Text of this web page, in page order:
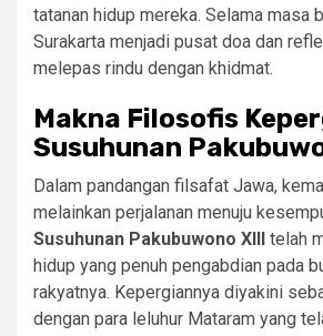
tatanan hidup mereka. Selama masa
Surakarta menjadi pusat doa dan
melepas rindu dengan khidmat.
Makna Filosofis
Susuhunan
Dalam pandangan filsafat Jawa,
melainkan perjalanan menuju
Susuhunan Pakubuwono XIII telah
hidup yang penuh pengabdian pada
rakyatnya. Kepergiannya diyakini
dengan para leluhur Mataram yang